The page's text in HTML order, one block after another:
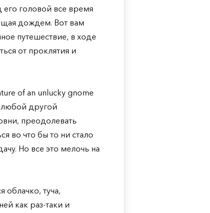
его головой все время
дождем. Вот вам
путешествие, в ходе
от проклятия и
of an unlucky gnome
любой другой
преодолевать
во что бы то ни стало
Но все это мелочь на
облачко, туча,
как раз-таки и